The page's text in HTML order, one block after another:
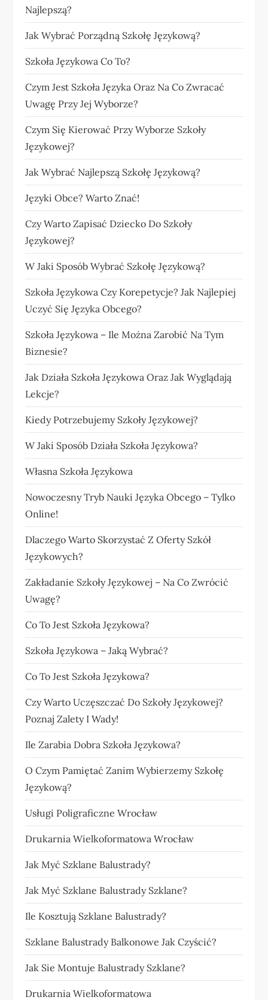
Najlepszą?
Jak Wybrać Porządną Szkołę Językową?
Szkoła Językowa Co To?
Czym Jest Szkoła Języka Oraz Na Co Zwracać
Uwagę Przy Jej Wyborze?
Czym Się Kierować Przy Wyborze Szkoły
Językowej?
Jak Wybrać Najlepszą Szkołę Językową?
Języki Obce? Warto Znać!
Czy Warto Zapisać Dziecko Do Szkoły
Językowej?
W Jaki Sposób Wybrać Szkołę Językową?
Szkoła Językowa Czy Korepetycje? Jak Najlepiej
Uczyć Się Języka Obcego?
Szkoła Językowa – Ile Można Zarobić Na Tym
Biznesie?
Jak Działa Szkoła Językowa Oraz Jak Wyglądają
Lekcje?
Kiedy Potrzebujemy Szkoły Językowej?
W Jaki Sposób Działa Szkoła Językowa?
Własna Szkoła Językowa
Nowoczesny Tryb Nauki Języka Obcego – Tylko
Online!
Dlaczego Warto Skorzystać Z Oferty Szkół
Językowych?
Zakładanie Szkoły Językowej – Na Co Zwrócić
Uwagę?
Co To Jest Szkoła Językowa?
Szkoła Językowa – Jaką Wybrać?
Co To Jest Szkoła Językowa?
Czy Warto Uczęszczać Do Szkoły Językowej?
Poznaj Zalety I Wady!
Ile Zarabia Dobra Szkoła Językowa?
O Czym Pamiętać Zanim Wybierzemy Szkołę
Językową?
Usługi Poligraficzne Wrocław
Drukarnia Wielkoformatowa Wrocław
Jak Myć Szklane Balustrady?
Jak Myć Szklane Balustrady Szklane?
Ile Kosztują Szklane Balustrady?
Szklane Balustrady Balkonowe Jak Czyścić?
Jak Sie Montuje Balustrady Szklane?
Drukarnia Wielkoformatowa